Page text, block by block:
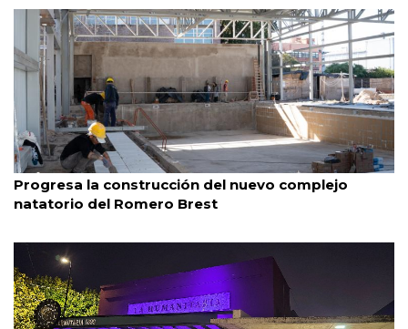
Núñez 4/8/2026
Progresa la construcción del nuevo complejo
natatorio del Romero Brest